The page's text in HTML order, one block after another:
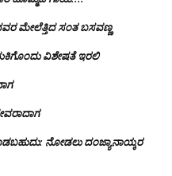
ಮೇಲೆತ್ತಿದ ಸಂತ ಬಸವಣ್ಣ
ವಿಶೇಷತೆ ಇರಲಿ
ನೋಡಲು ದಂಜ್ಯಾನಾಯ್ಕರ